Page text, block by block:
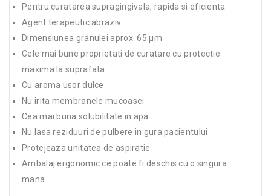
Pentru curatarea supragingivala, rapida si eficienta
Agent terapeutic abraziv
Dimensiunea granulei aprox. 65 μm
Cele mai bune proprietati de curatare cu protectie
maxima la suprafata
Cu aroma usor dulce
Nu irita membranele mucoasei
Cea mai buna solubilitate in apa
Nu lasa reziduuri de pulbere in gura pacientului
Protejeaza unitatea de aspiratie
Ambalaj ergonomic ce poate fi deschis cu o singura
mana